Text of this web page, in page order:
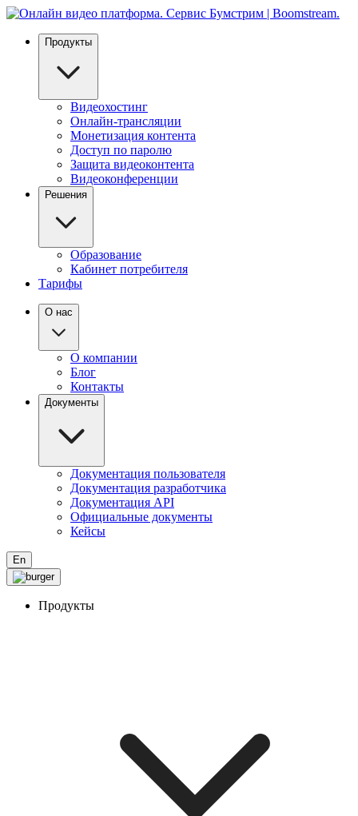
Продукты
Видеохостинг
Онлайн-трансляции
Монетизация контента
Доступ по паролю
Защита видеоконтента
Видеоконференции
Решения
Образование
Кабинет потребителя
Тарифы
О нас
О компании
Блог
Контакты
Документы
Документация пользователя
Документация разработчика
Документация API
Официальные документы
Кейсы
En
Продукты